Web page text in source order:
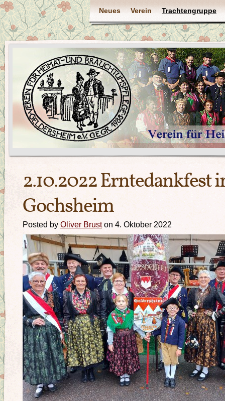
Neues Verein Trachtengruppe
2.10.2022 Erntedankfest
Gochsheim
Posted by Oliver Bruston 4. Oktober 2022